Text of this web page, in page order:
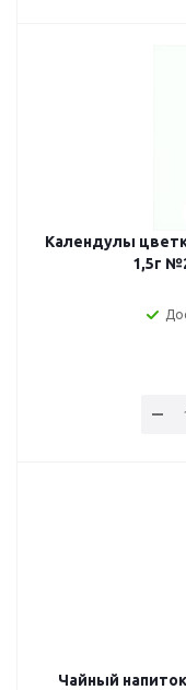
Календулы
1,5г
Чайный